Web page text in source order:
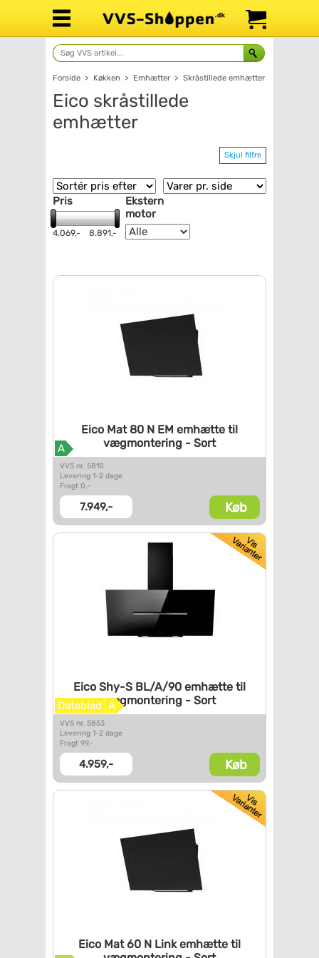
Forside > Køkken > Emhætter > Skråstillede emhætter
Eico skråstillede
emhætter
Skjul filtre
Pris
4.069,- 8.891,-
Ekstern
motor
Eico Mat 80 N EM emhætte til
vægmontering - Sort
A
VVS nr. 5810
Levering 1-2 dage
Fragt 0,-
7.949,- Køb
Eico Shy-S BL/A/90 emhætte til
vægmontering - Sort
Datablad A
VVS nr. 5853
Levering 1-2 dage
Fragt 99,-
4.959,- Køb
Eico Mat 60 N Link emhætte til